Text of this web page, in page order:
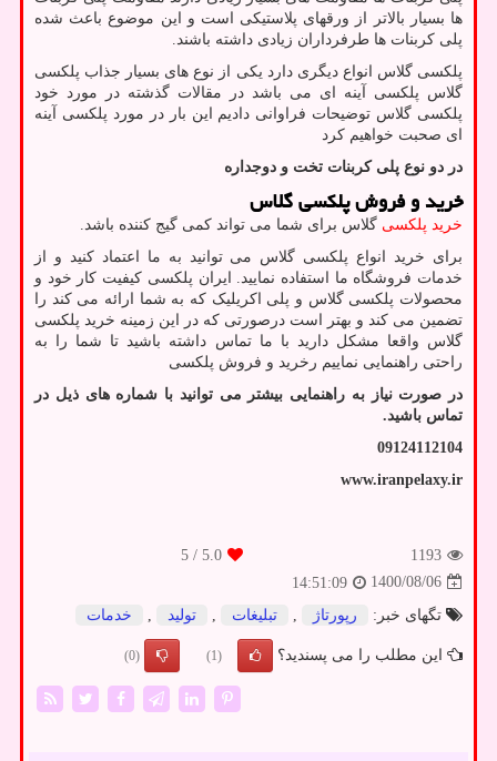
ها بسیار بالاتر از ورقهای پلاستیکی است و این موضوع باعث شده
پلی کربنات ها طرفرداران زیادی داشته باشند.
پلکسی گلاس انواع دیگری دارد یکی از نوع های بسیار جذاب پلکسی
گلاس پلکسی آینه ای می باشد در مقالات گذشته در مورد خود
پلکسی گلاس توضیحات فراوانی دادیم این بار در مورد پلکسی آینه
ای صحبت خواهیم کرد
در دو نوع پلی کربنات تخت و دوجداره
خرید و فروش پلکسی گلاس
خرید پلکسی گلاس برای شما می تواند کمی گیج کننده باشد.
برای خرید انواع پلکسی گلاس می توانید به ما اعتماد کنید و از
خدمات فروشگاه ما استفاده نمایید. ایران پلکسی کیفیت کار خود و
محصولات پلکسی گلاس و پلی اکریلیک که به شما ارائه می کند را
تضمین می کند و بهتر است درصورتی که در این زمینه خرید پلکسی
گلاس واقعا مشکل دارید با ما تماس داشته باشید تا شما را به
راحتی راهنمایی نماییم رخرید و فروش پلکسی
در صورت نیاز به راهنمایی بیشتر می توانید با شماره های ذیل در
تماس باشید.
09124112104
www.iranpelaxy.ir
1193
5.0
/ 5
1400/08/06
14:51:09
تگهای خبر:
رپورتاژ تبلیغات تولید خدمات
این مطلب را می پسندید؟ (1)
(0)